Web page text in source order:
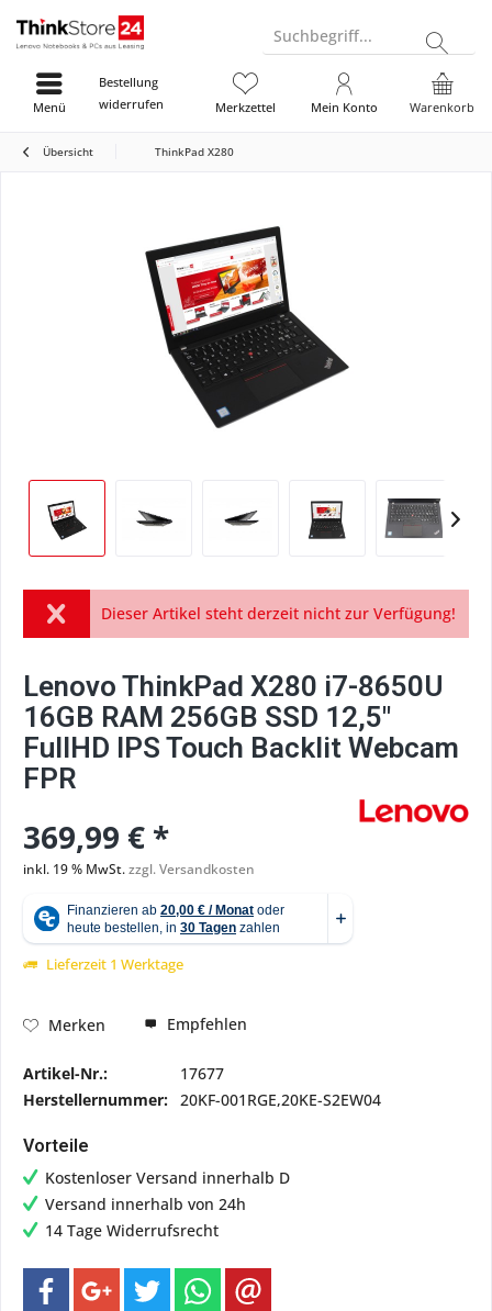
Suchbegriff...
Bestellung
widerrufen
Warenkorb
Merkzettel Mein Konto
Menü
Übersicht ThinkPad X280
Dieser Artikel steht derzeit nicht zur Verfügung!
Lenovo ThinkPad X280 i7-8650U
16GB RAM 256GB SSD 12,5"
FullHD IPS Touch Backlit Webcam
FPR
369,99 € *
inkl. 19 % MwSt.zzgl. Versandkosten
Lieferzeit 1 Werktage
Merken Empfehlen
Artikel-Nr.:
17677
Herstellernummer: 20KF-001RGE,20KE-S2EW04
Vorteile
Kostenloser Versand innerhalb D
Versand innerhalb von 24h
14 Tage Widerrufsrecht